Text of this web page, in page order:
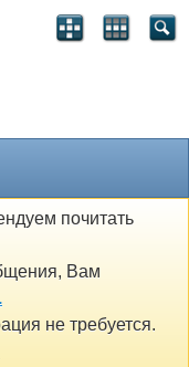
почитать
Вам
не требуется.